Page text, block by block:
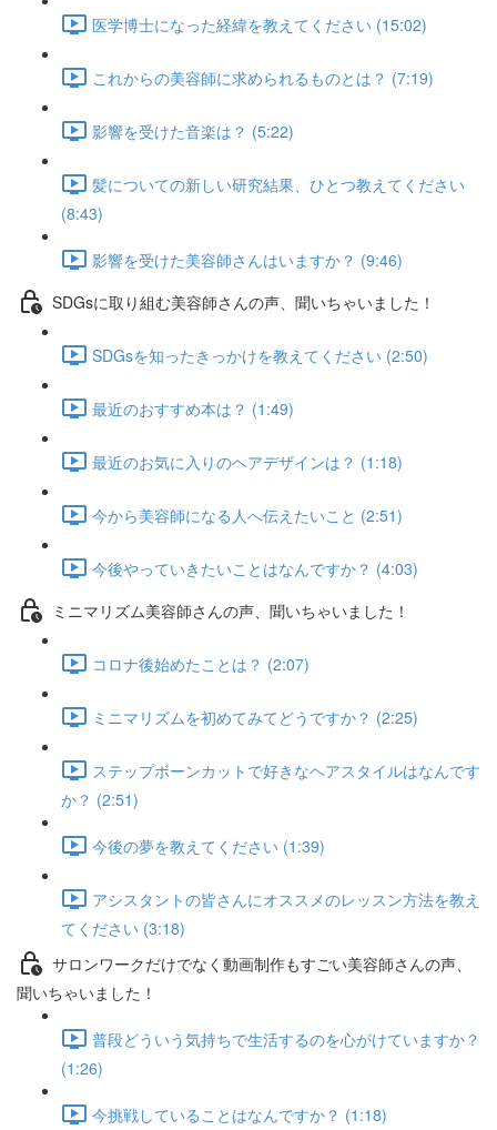
医学博士になった経緯を教えてください (15:02)
これからの美容師に求められるものとは？ (7:19)
影響を受けた音楽は？ (5:22)
髪についての新しい研究結果、ひとつ教えてください
(8:43)
影響を受けた美容師さんはいますか？ (9:46)
SDGsに取り組む美容師さんの声、聞いちゃいました！
SDGsを知ったきっかけを教えてください (2:50)
最近のおすすめ本は？ (1:49)
最近のお気に入りのヘアデザインは？ (1:18)
今から美容師になる人へ伝えたいこと (2:51)
今後やっていきたいことはなんですか？ (4:03)
ミニマリズム美容師さんの声、聞いちゃいました！
コロナ後始めたことは？ (2:07)
ミニマリズムを初めてみてどうですか？ (2:25)
ステップボーンカットで好きなヘアスタイルはなんです
か？ (2:51)
今後の夢を教えてください (1:39)
アシスタントの皆さんにオススメのレッスン方法を教え
てください (3:18)
サロンワークだけでなく動画制作もすごい美容師さんの声、
聞いちゃいました！
普段どういう気持ちで生活するのを心がけていますか？
(1:26)
今挑戦していることはなんですか？ (1:18)